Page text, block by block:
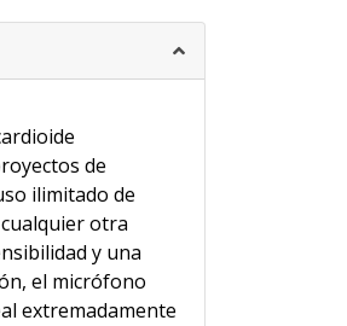
de
ilimitado de
otra
y una
el micrófono
extremadamente